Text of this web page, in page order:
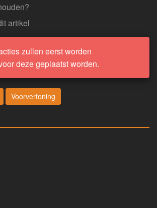
artikel
zullen eerst worden
deze geplaatst worden.